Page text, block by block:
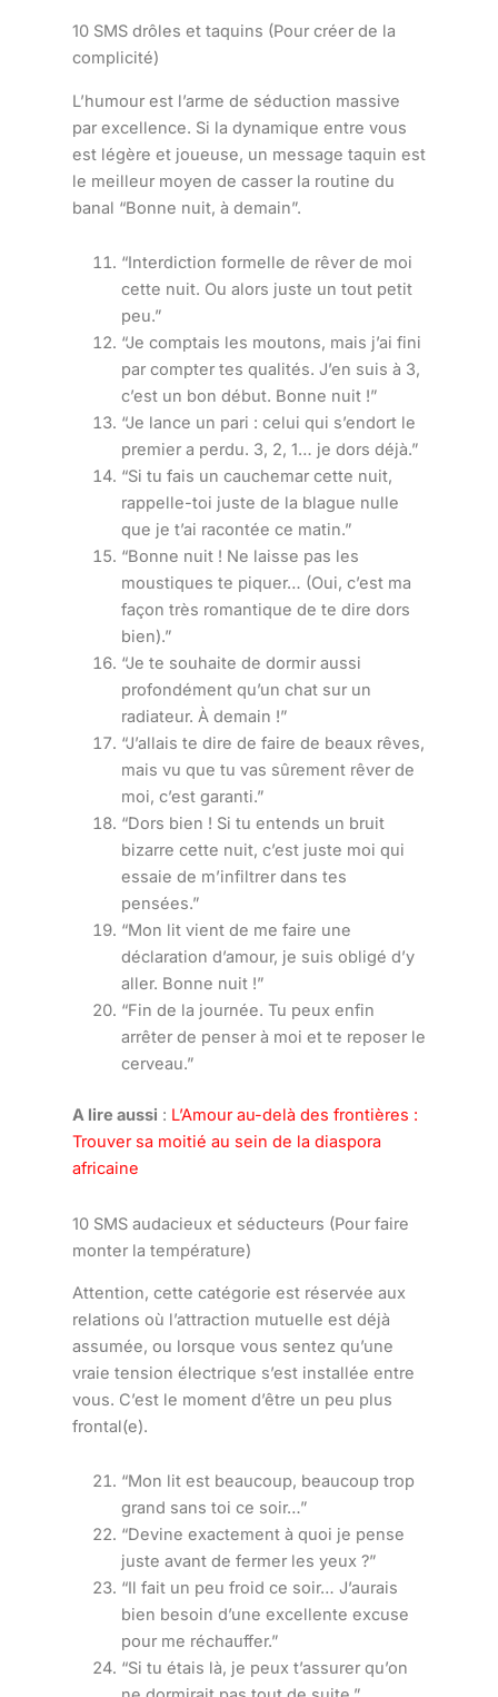
10 SMS drôles et taquins (Pour créer de la
complicité)
L’humour est l’arme de séduction massive
par excellence. Si la dynamique entre vous
est légère et joueuse, un message taquin est
le meilleur moyen de casser la routine du
banal “Bonne nuit, à demain”.
“Interdiction formelle de rêver de moi
cette nuit. Ou alors juste un tout petit
peu.”
“Je comptais les moutons, mais j’ai fini
par compter tes qualités. J’en suis à 3,
c’est un bon début. Bonne nuit !”
“Je lance un pari : celui qui s’endort le
premier a perdu. 3, 2, 1… je dors déjà.”
“Si tu fais un cauchemar cette nuit,
rappelle-toi juste de la blague nulle
que je t’ai racontée ce matin.”
“Bonne nuit ! Ne laisse pas les
moustiques te piquer… (Oui, c’est ma
façon très romantique de te dire dors
bien).”
“Je te souhaite de dormir aussi
profondément qu’un chat sur un
radiateur. À demain !”
“J’allais te dire de faire de beaux rêves,
mais vu que tu vas sûrement rêver de
moi, c’est garanti.”
“Dors bien ! Si tu entends un bruit
bizarre cette nuit, c’est juste moi qui
essaie de m’infiltrer dans tes
pensées.”
“Mon lit vient de me faire une
déclaration d’amour, je suis obligé d’y
aller. Bonne nuit !”
“Fin de la journée. Tu peux enfin
arrêter de penser à moi et te reposer le
cerveau.”
A lire aussi : L’Amour au-delà des frontières :
Trouver sa moitié au sein de la diaspora
africaine
10 SMS audacieux et séducteurs (Pour faire
monter la température)
Attention, cette catégorie est réservée aux
relations où l’attraction mutuelle est déjà
assumée, ou lorsque vous sentez qu’une
vraie tension électrique s’est installée entre
vous. C’est le moment d’être un peu plus
frontal(e).
“Mon lit est beaucoup, beaucoup trop
grand sans toi ce soir…”
“Devine exactement à quoi je pense
juste avant de fermer les yeux ?”
“Il fait un peu froid ce soir… J’aurais
bien besoin d’une excellente excuse
pour me réchauffer.”
“Si tu étais là, je peux t’assurer qu’on